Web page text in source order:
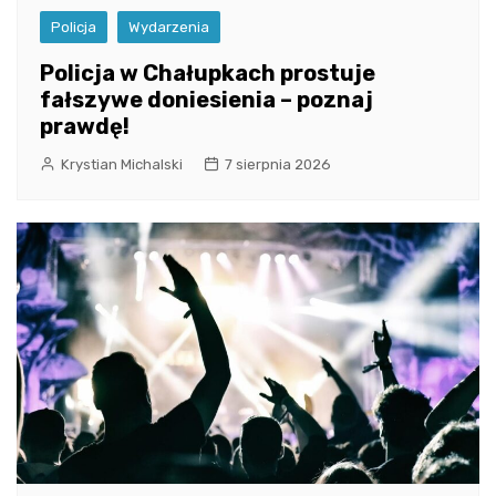
Policja Wydarzenia
Policja w Chałupkach prostuje
fałszywe doniesienia – poznaj
prawdę!
Krystian Michalski 7 sierpnia 2026